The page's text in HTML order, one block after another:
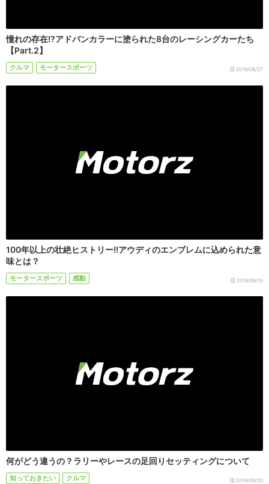
憧れの存在!?アドバンカラーに塗られた8台のレーシングカーたち
【Part.2】
クルマ モータースポーツ 2019/08/27
100年以上の壮絶ヒストリー!!アウディのエンブレムに込められた意
味とは？
モータースポーツ 感動 2019/09/15
何がどう違うの？ラリーやレースの足回りセッティングについて
知っておきたい クルマ 2019/09/20